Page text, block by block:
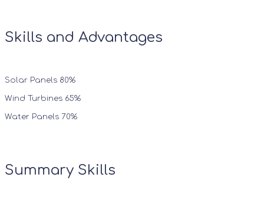
Skills and Advantages
Solar Panels 80%
Wind Turbines 65%
Water Panels 70%
Summary Skills